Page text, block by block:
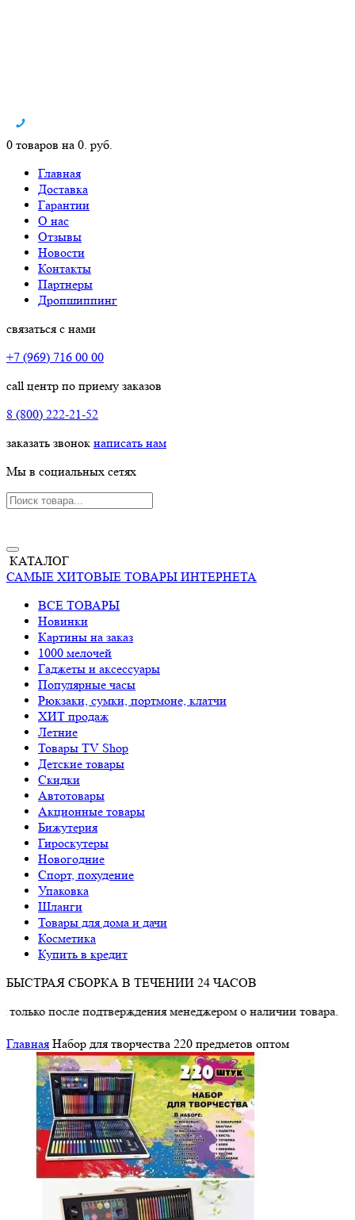
0 товаров на 0. руб.
Главная
Доставка
Гарантии
О нас
Отзывы
Новости
Контакты
Партнеры
Дропшиппинг
связаться с нами
+7 (969) 716 00 00
call центр по приему заказов
8 (800) 222-21-52
заказать звонок написать нам
Мы в социальных сетях
КАТАЛОГ
САМЫЕ ХИТОВЫЕ ТОВАРЫ ИНТЕРНЕТА
ВСЕ ТОВАРЫ
Новинки
Картины на заказ
1000 мелочей
Гаджеты и аксессуары
Популярные часы
Рюкзаки, сумки, портмоне, клатчи
ХИТ продаж
Летние
Товары TV Shop
Детские товары
Cкидки
Автотовары
Акционные товары
Бижутерия
Гироскутеры
Новогодние
Спорт, похудение
Упаковка
Шланги
Товары для дома и дачи
Косметика
Купить в кредит
БЫСТРАЯ СБОРКА В ТЕЧЕНИИ 24 ЧАСОВ
подтверждения менеджером о наличии товара.
Главная Набор для творчества 220 предметов оптом